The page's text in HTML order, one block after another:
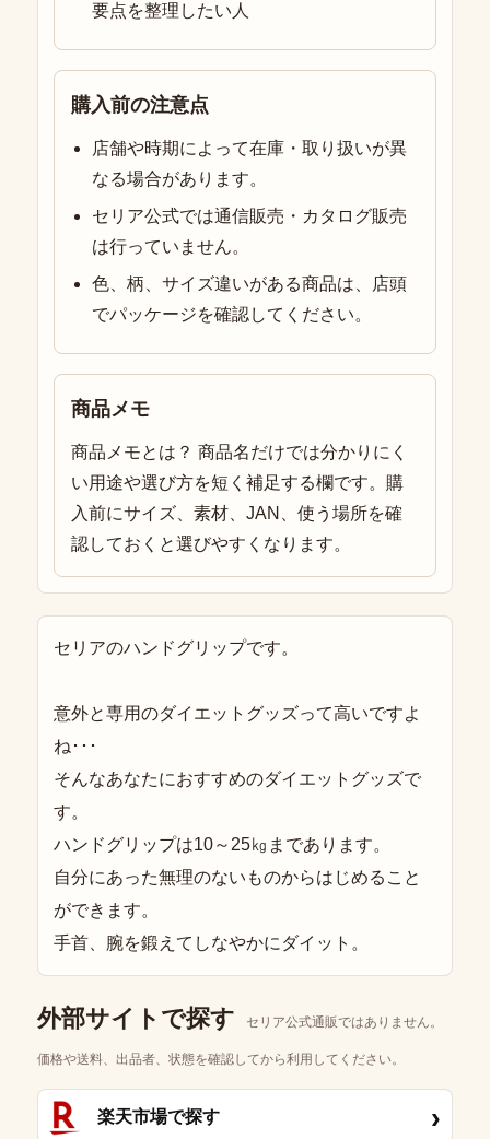
要点を整理したい人
購入前の注意点
店舗や時期によって在庫・取り扱いが異
なる場合があります。
セリア公式では通信販売・カタログ販売
は行っていません。
色、柄、サイズ違いがある商品は、店頭
でパッケージを確認してください。
商品メモ
商品メモとは？ 商品名だけでは分かりにく
い用途や選び方を短く補足する欄です。購
入前にサイズ、素材、JAN、使う場所を確
認しておくと選びやすくなります。
セリアのハンドグリップです。
意外と専用のダイエットグッズって高いですよ
ね･･･
そんなあなたにおすすめのダイエットグッズで
す。
ハンドグリップは10～25㎏まであります。
自分にあった無理のないものからはじめること
ができます。
手首、腕を鍛えてしなやかにダイット。
外部サイトで探す セリア公式通販ではありません。
価格や送料、出品者、状態を確認してから利用してください。
楽天市場で探す ›